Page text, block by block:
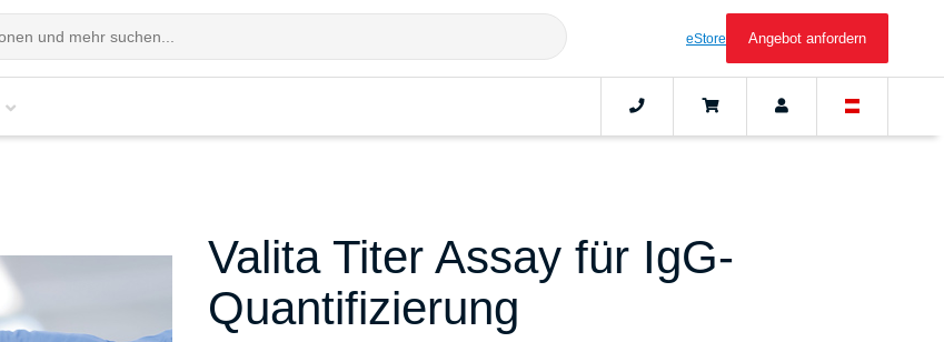
eStore Angebot anfordern
Valita Titer Assay für IgG-
Quantifizierung